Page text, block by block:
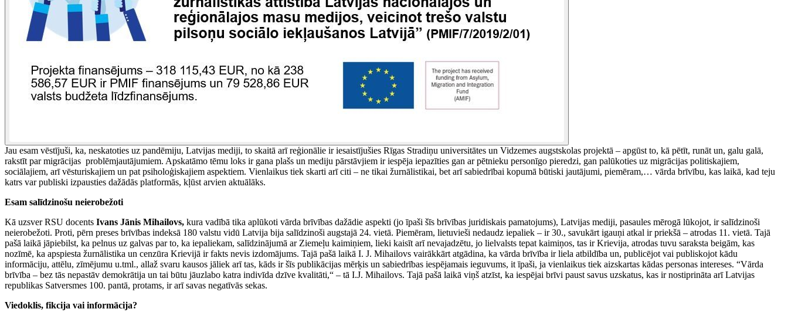
Jau esam vēstījuši, ka, neskatoties uz pandēmiju, Latvijas mediji, to skaitā arī reģionālie ir iesaistījušies Rīgas Stradiņu universitātes un Vidzemes augstskolas projektā – apgūst to, kā pētīt, runāt un, galu galā,
rakstīt par migrācijas problēmjautājumiem. Apskatāmo tēmu loks ir gana plašs un mediju pārstāvjiem ir iespēja iepazīties gan ar pētnieku personīgo pieredzi, gan palūkoties uz migrācijas politiskajiem,
sociālajiem, arī vēsturiskajiem un pat psiholoģiskajiem aspektiem. Vienlaikus tiek skarti arī citi – ne tikai žurnālistikai, bet arī sabiedrībai kopumā būtiski jautājumi, piemēram,… vārda brīvību, kas laikā, kad teju
katrs var publiski izpausties dažādās platformās, kļūst arvien aktuālāks.
Esam salīdzinošu neierobežoti
Kā uzsver RSU docents Ivans Jānis Mihailovs, kura vadībā tika aplūkoti vārda brīvības dažādie aspekti (jo īpaši šīs brīvības juridiskais pamatojums), Latvijas mediji, pasaules mērogā lūkojot, ir salīdzinoši
neierobežoti. Proti, pērn preses brīvības indeksā 180 valstu vidū Latvija bija salīdzinoši augstajā 24. vietā. Piemēram, lietuvieši nedaudz iepaliek – ir 30., savukārt igauņi atkal ir priekšā – atrodas 11. vietā. Tajā
pašā laikā jāpiebilst, ka pelnus uz galvas par to, ka iepaliekam, salīdzinājumā ar Ziemeļu kaimiņiem, lieki kaisīt arī nevajadzētu, jo lielvalsts tepat kaimiņos, tas ir Krievija, atrodas tuvu saraksta beigām, kas
nozīmē, ka apspiesta žurnālistika un cenzūra Krievijā ir fakts nevis izdomājums. Tajā pašā laikā I. J. Mihailovs vairākkārt atgādina, ka vārda brīvība ir liela atbildība un, publicējot vai publiskojot kādu
informāciju, attēlu, zīmējumu u.tml., allaž svaru kausos jāliek arī tas, kāds ir šīs publikācijas mērķis un sabiedrības iespējamais ieguvums, it īpaši, ja vienlaikus tiek aizskartas kādas personas intereses. “Vārda
brīvība – bez tās nepastāv demokrātija un tai būtu jāuzlabo katra indivīda dzīve kvalitāti,“ – tā I.J. Mihailovs. Tajā pašā laikā viņš atzīst, ka iespējai brīvi paust savus uzskatus, kas ir nostiprināta arī Latvijas
republikas Satversmes 100. pantā, protams, ir arī savas negatīvās sekas.
Viedoklis, fikcija vai informācija?